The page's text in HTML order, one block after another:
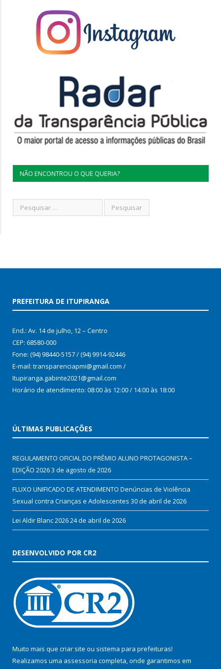
NÃO ENCONTROU O QUE QUERIA?
PREFEITURA DE ITUPIRANGA
End.: Av. 14 de julho, 12 – Centro
CEP: 68580-000
Fone: (94) 98440-5157 / (94) 9914-92446
E-mail: transparenciapmi@gmail.com /
Itupiranga.gabinte2021@gmail.com
Horário de atendimento: 08:00 às 12:00 / 14:00 às 18:00
ÚLTIMAS PUBLICAÇÕES
REGULAMENTO OFICIAL DO PRÊMIO ALUNO PROTAGONISTA –
EDIÇÃO 20263 de agosto de 2026
FLUXO UNIFICADO DE ATENDIMENTO Denúncias de Violência
Sexual contra Crianças e Adolescentes 30 de abril de 2026
Lei Aldir Blanc 202624 de abril de 2026
DESENVOLVIDO POR CR2
Muito mais que criar site ou sistema para prefeituras!
Realizamos uma assessoria completa, onde garantimos em